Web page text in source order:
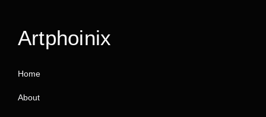
Artphoinix
Home
About